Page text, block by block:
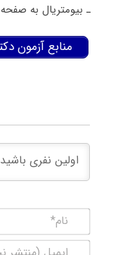
ـ بیومتریال به
منابع آزمون